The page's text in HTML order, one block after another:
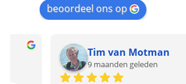
beoordeel ons op
Tim van Motman
9 maanden geleden